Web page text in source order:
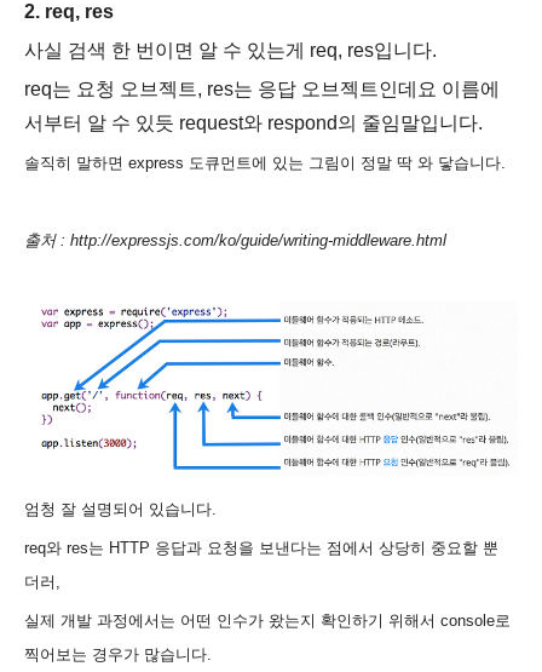
2. req, res
사실 검색 한 번이면 알 수 있는게 req, res입니다.
req는 요청 오브젝트, res는 응답 오브젝트인데요 이름에
서부터 알 수 있듯 request와 respond의 줄임말입니다.
솔직히 말하면 express 도큐먼트에 있는 그림이 정말 딱 와 닿습니다.
출처 : http://expressjs.com/ko/guide/writing-middleware.html
엄청 잘 설명되어 있습니다.
req와 res는 HTTP 응답과 요청을 보낸다는 점에서 상당히 중요할 뿐
더러,
실제 개발 과정에서는 어떤 인수가 왔는지 확인하기 위해서 console로
찍어보는 경우가 많습니다.